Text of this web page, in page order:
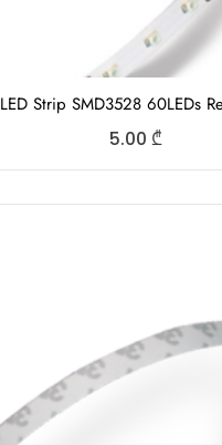
LED Strip SMD3528 60LEDs
5.00 ₾